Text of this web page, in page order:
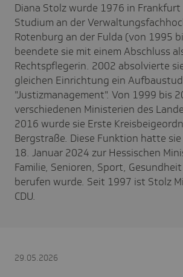
Diana Stolz wurde 1976 in
Studium an der
Rotenburg an der Fulda (von 1995
beendete sie mit einem Abschluss
Rechtspflegerin. 2002 absolvierte
gleichen Einrichtung ein
"Justizmanagement". Von 1999 bis
verschiedenen Ministerien des
2016 wurde sie Erste
Bergstraße. Diese Funktion hatte
18. Januar 2024 zur Hessischen
Familie, Senioren, Sport,
berufen wurde. Seit 1997 ist Stolz
CDU.
29.05.2026